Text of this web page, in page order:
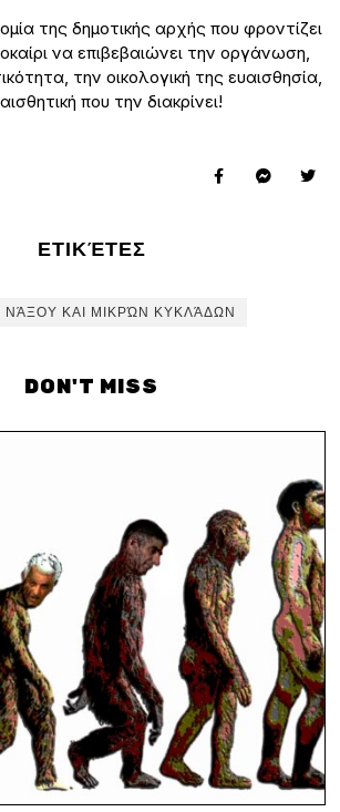
της δημοτικής αρχής που φροντίζει
να επιβεβαιώνει την οργάνωση,
την οικολογική της ευαισθησία,
που την διακρίνει!
ΕΤΙΚΈΤΕΣ
ΚΑΙ ΜΙΚΡΏΝ ΚΥΚΛΆΔΩΝ
DON'T MISS